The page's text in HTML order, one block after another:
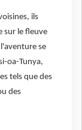
ils
sur le fleuve
se
oa-Tunya,
tels que des
des